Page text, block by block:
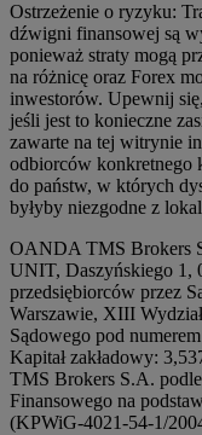
Ostrzeżenie o ryzyku:
dźwigni finansowej są
ponieważ straty mogą
na różnicę oraz Forex
inwestorów. Upewnij
jeśli jest to konieczne
zawarte na tej witrynie
odbiorców konkretnego
do państw, w których
byłyby niezgodne z
OANDA TMS Brokers
UNIT, Daszyńskiego 1,
przedsiębiorców przez
Warszawie, XIII
Sądowego pod
Kapitał zakładowy:
TMS Brokers S.A.
Finansowego na
(KPWiG-4021-54-1/